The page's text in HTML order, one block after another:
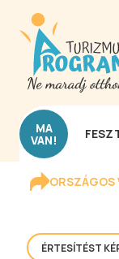
MA
VAN!
ORSZÁGOS
ÉRTESÍTÉST